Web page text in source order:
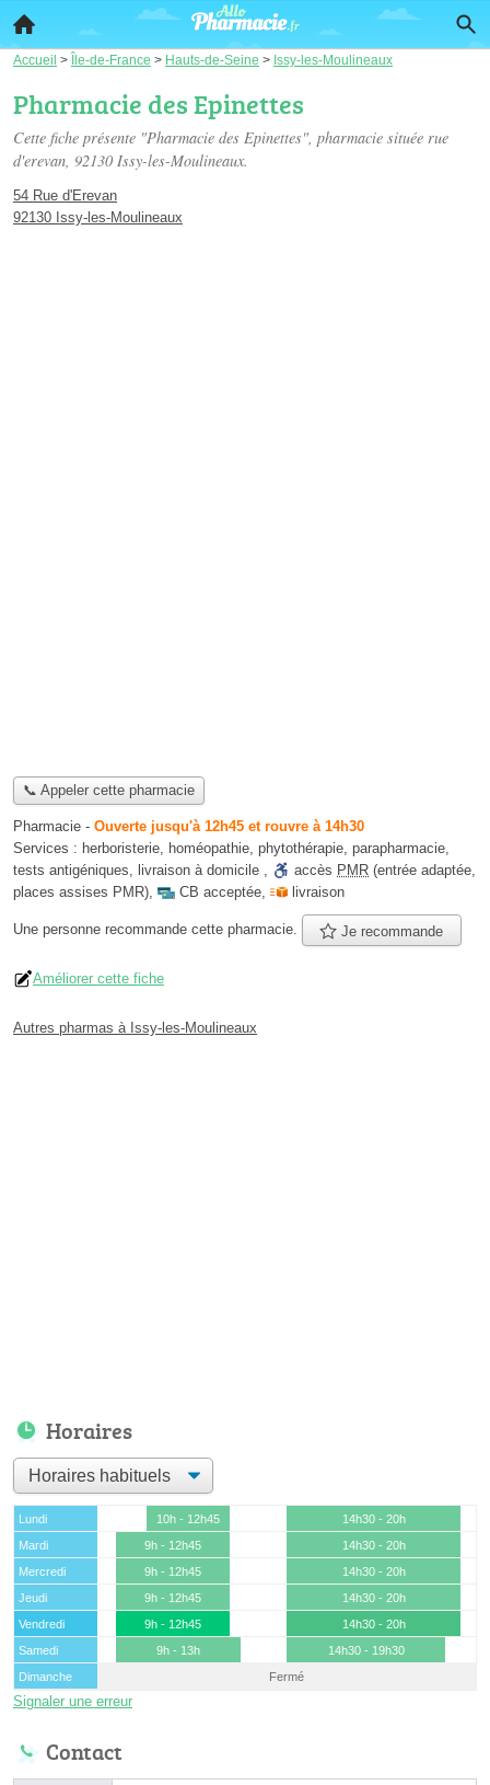
Accueil > Île-de-France > Hauts-de-Seine > Issy-les-Moulineaux
Pharmacie des Epinettes
Cette fiche présente "Pharmacie des Epinettes", pharmacie située rue
d'erevan, 92130 Issy-les-Moulineaux.
54 Rue d'Erevan
92130 Issy-les-Moulineaux
📞 Appeler cette pharmacie
Pharmacie - Ouverte jusqu'à 12h45 et rouvre à 14h30
Services : herboristerie, homéopathie, phytothérapie, parapharmacie,
tests antigéniques, livraison à domicile , accès PMR (entrée adaptée,
places assises PMR), CB acceptée, livraison
Une personne recommande cette pharmacie. Je recommande
Améliorer cette fiche
Autres pharmas à Issy-les-Moulineaux
Horaires
Lundi 10h - 12h45
14h30 - 20h
Mardi
9h - 12h45
14h30 - 20h
Mercredi
9h - 12h45
14h30 - 20h
Jeudi
9h - 12h45
14h30 - 20h
Vendredi
9h - 12h45
14h30 - 20h
Samedi
9h - 13h
14h30 - 19h30
Dimanche
Fermé
Signaler une erreur
Contact